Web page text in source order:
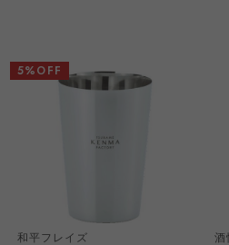
和平フレイズ
5%OFF
酒